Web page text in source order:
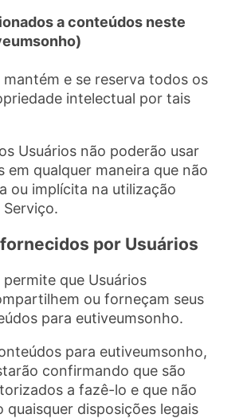
a conteúdos neste
e se reserva todos os
intelectual por tais
Usuários não poderão usar
em qualquer maneira que não
ou implícita na utilização
por Usuários
que Usuários
ou forneçam seus
para eutiveumsonho.
para eutiveumsonho,
confirmando que são
a fazê-lo e que não
quaisquer disposições legais